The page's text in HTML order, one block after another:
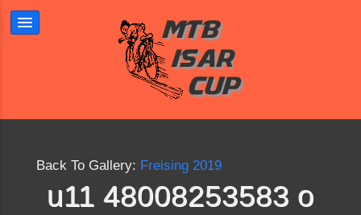
Back To Gallery: Freising 2019
u11 48008253583 o